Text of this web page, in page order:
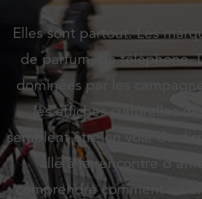
Elles sont partout. Les
de parfum, de téléphone.
dominées par les
les affiches culturelles
semblent être en voie de
allé à la rencontre
comprendre comment on